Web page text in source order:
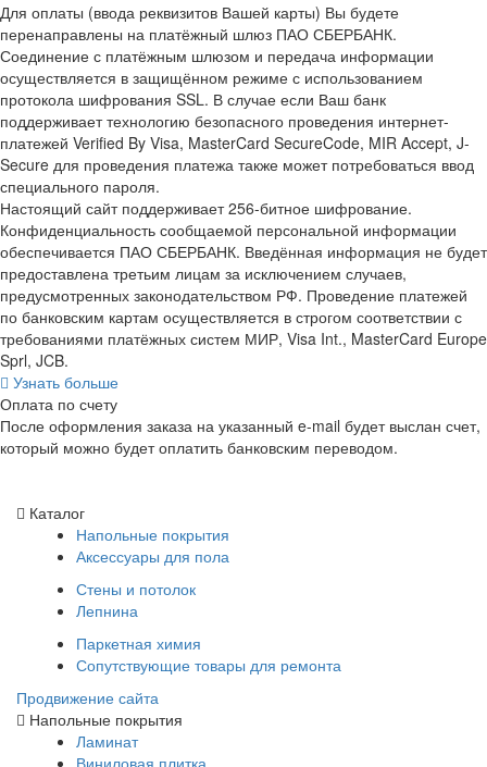
Для оплаты (ввода реквизитов Вашей карты) Вы будете
перенаправлены на платёжный шлюз ПАО СБЕРБАНК.
Соединение с платёжным шлюзом и передача информации
осуществляется в защищённом режиме с использованием
протокола шифрования SSL. В случае если Ваш банк
поддерживает технологию безопасного проведения интернет-
платежей Verified By Visa, MasterCard SecureCode, MIR Accept, J-
Secure для проведения платежа также может потребоваться ввод
специального пароля.
Настоящий сайт поддерживает 256-битное шифрование.
Конфиденциальность сообщаемой персональной информации
обеспечивается ПАО СБЕРБАНК. Введённая информация не будет
предоставлена третьим лицам за исключением случаев,
предусмотренных законодательством РФ. Проведение платежей
по банковским картам осуществляется в строгом соответствии с
требованиями платёжных систем МИР, Visa Int., MasterCard Europe
Sprl, JCB.
Узнать больше
Оплата по счету
После оформления заказа на указанный e-mail будет выслан счет,
который можно будет оплатить банковским переводом.
Каталог
Напольные покрытия
Аксессуары для пола
Стены и потолок
Лепнина
Паркетная химия
Сопутствующие товары для ремонта
Продвижение сайта
Напольные покрытия
Ламинат